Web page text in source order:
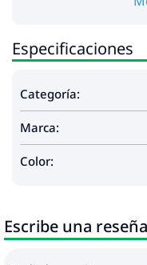
Especificaciones
Categoría:
Marca:
Color:
Escribe una reseña